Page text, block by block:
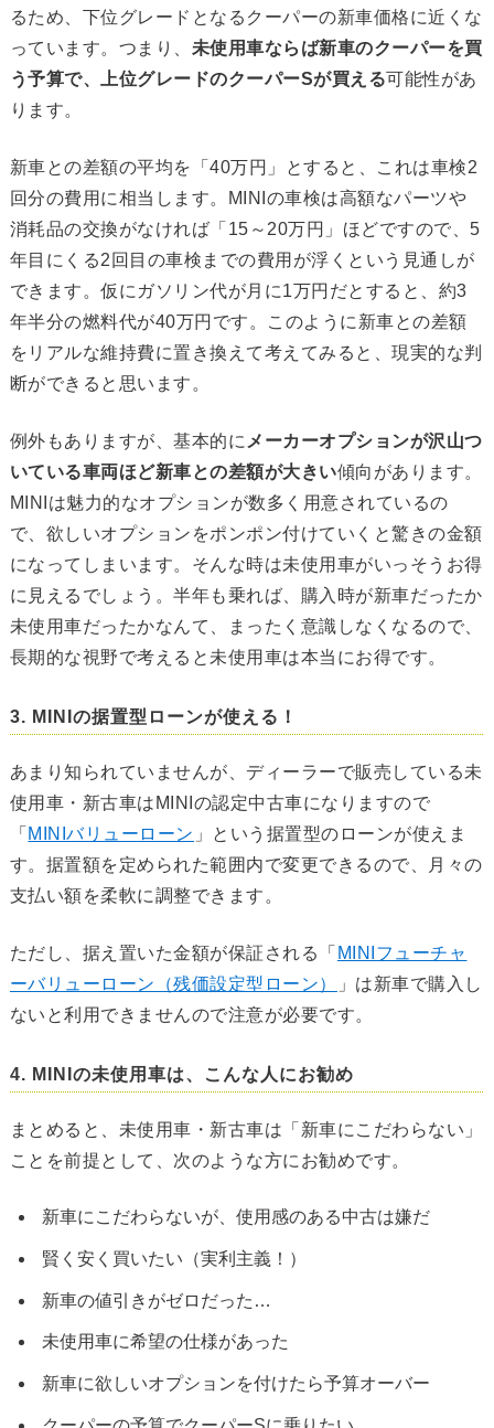
るため、下位グレードとなるクーパーの新車価格に近くな
っています。つまり、 未使用車ならば新車のクーパーを買
う予算で、上位グレードのクーパーSが買える可能性があ
ります。
新車との差額の平均を「40万円」とすると、これは車検2
回分の費用に相当します。MINIの車検は高額なパーツや
消耗品の交換がなければ「15～20万円」ほどですので、5
年目にくる2回目の車検までの費用が浮くという見通しが
できます。仮にガソリン代が月に1万円だとすると、約3
年半分の燃料代が40万円です。このように新車との差額
をリアルな維持費に置き換えて考えてみると、現実的な判
断ができると思います。
例外もありますが、基本的に メーカーオプションが沢山つ
いている車両ほど新車との差額が大きい傾向があります。
MINIは魅力的なオプションが数多く用意されているの
で、欲しいオプションをポンポン付けていくと驚きの金額
になってしまいます。そんな時は未使用車がいっそうお得
に見えるでしょう。半年も乗れば、購入時が新車だったか
未使用車だったかなんて、まったく意識しなくなるので、
長期的な視野で考えると未使用車は本当にお得です。
3. MINIの据置型ローンが使える！
あまり知られていませんが、ディーラーで販売している未
使用車・新古車はMINIの認定中古車になりますので
「 MINIバリューローン 」という据置型のローンが使えま
す。据置額を定められた範囲内で変更できるので、月々の
支払い額を柔軟に調整できます。
ただし、据え置いた金額が保証される「 MINIフューチャ
ーバリューローン（残価設定型ローン）
」は新車で購入し
ないと利用できませんので注意が必要です。
4. MINIの未使用車は、こんな人にお勧め
まとめると、未使用車・新古車は「新車にこだわらない」
ことを前提として、次のような方にお勧めです。
新車にこだわらないが、使用感のある中古は嫌だ
賢く安く買いたい（実利主義！）
新車の値引きがゼロだった…
未使用車に希望の仕様があった
新車に欲しいオプションを付けたら予算オーバー